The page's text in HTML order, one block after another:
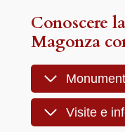
Conoscere
Magonza
Visite e